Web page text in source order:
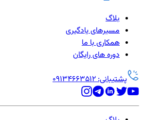
بلاگ
مسیرهای یادگیری
همکاری با ما
دوره های رایگان
پشتیبانی: 09134663512